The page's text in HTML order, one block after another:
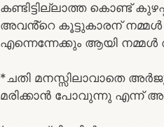
കണ്ടിട്ടില്ലാത്ത കൊണ്ട്
അവൻ്റെ കൂട്ടുകാരന്
എന്നെന്നേക്കും ആയി നമ്മൾ
*ചതി മനസ്സിലാവാതെ
മരിക്കാൻ പോവുന്നു എന്ന്